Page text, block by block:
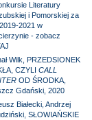
Literatury
i Pomorskiej za
2021 w
- zobacz
Wilk, PRZEDSIONEK
CZYLI CALL
OD ŚRODKA,
Gdański, 2020
Białecki, Andrzej
SŁOWIAŃSKIE